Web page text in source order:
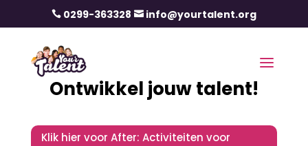
 0299-363328  info@yourtalent.org
Ontwikkel jouw talent!
Klik hier voor After: Activiteiten voor